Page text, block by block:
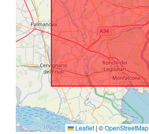
Leaflet |©OpenStreetMap